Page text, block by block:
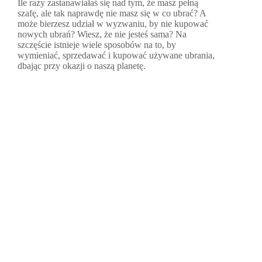
Ile razy zastanawiałaś się nad tym, że masz pełną
szafę, ale tak naprawdę nie masz się w co ubrać? A
może bierzesz udział w wyzwaniu, by nie kupować
nowych ubrań? Wiesz, że nie jesteś sama? Na
szczęście istnieje wiele sposobów na to, by
wymieniać, sprzedawać i kupować używane ubrania,
dbając przy okazji o naszą planetę.